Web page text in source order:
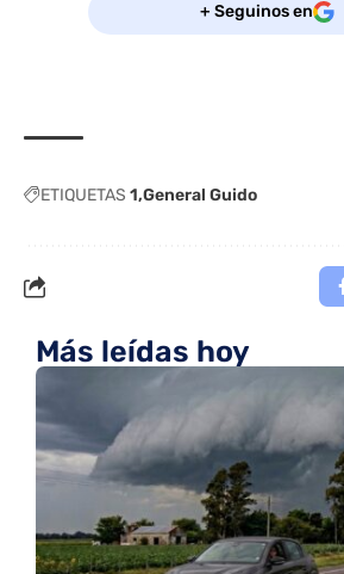
+ Seguinos en
ETIQUETAS 1 General Guido
Más leídas hoy